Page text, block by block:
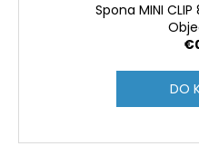
Spona MINI
DO